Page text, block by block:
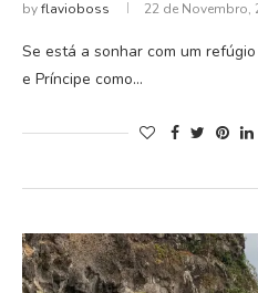
byflavioboss 22 de Novembro,
Se está a sonhar com um
e Príncipe como…